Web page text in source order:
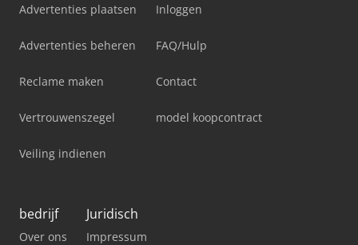
Advertenties plaatsen
Advertenties beheren
Reclame maken
Vertrouwenszegel
Veiling indienen
Inloggen
FAQ/Hulp
Contact
model koopcontract
bedrijf
Over ons
Juridisch
Impressum